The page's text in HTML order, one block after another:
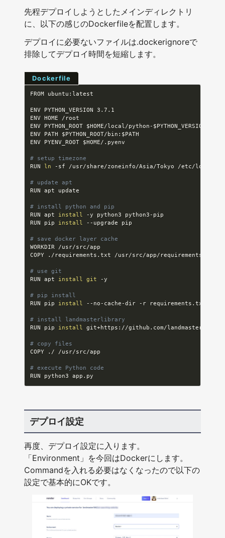
先程デプロイしようとしたメインディレクトリ
に、以下の感じのDockerfileを配置します。
デプロイに必要ないファイルは.dockerignoreで
排除してデプロイ時間を短縮します。
Dockerfile
FROM ubuntu:latest
ENV PYTHON_VERSION 3.7.1
ENV HOME /root
ENV PYTHON_ROOT $HOME/local/python- $PYTHON_VERSION
ENV PATH $PYTHON_ROOT/bin: $PATH
ENV PYENV_ROOT $HOME/.pyenv
# setup timezone
RUN ln -sf /usr/share/zoneinfo/Asia/Tokyo /etc/
# update apt
RUN apt update
# install python and pip
RUN apt install -y python3 python3-pip
RUN pip install --upgrade pip
# save docker layer cache
WORKDIR /usr/src/app
COPY ./requirements.txt /usr/src/app/requirements.txt
# use git
RUN apt install git -y
# pip install
RUN pip install --no-cache-dir -r requirements.txt
# install landmasterlibrary
RUN pip install git+https://github.com/landmaster135/
# copy files
COPY ./ /usr/src/app
# execute Python code
デプロイ設定
再度、デプロイ設定に入ります。
「Environment」を今回はDockerにします。
Commandを入れる必要はなくなったので以下の
設定で基本的にOKです。